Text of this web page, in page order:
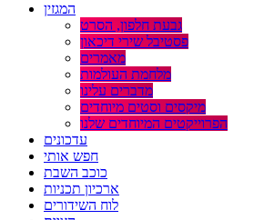
המגזין
גבעת חלפון, הסרט
פסטיבל שירי דיכאון
מאמרים
מלחמת העולמות
מדברים עלינו
מיקסים וסטים מיוחדים
הפרוייקטים המיוחדים שלנו
עדכונים
חפש אותי
כוכב השבת
ארכיון תכניות
לוח השידורים